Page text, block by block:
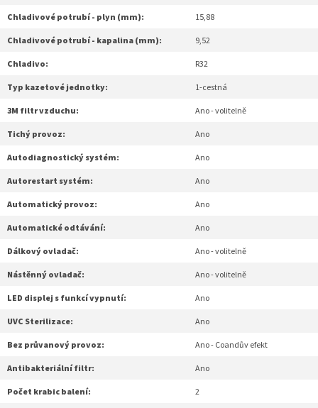
Chladivové potrubí - plyn (mm): 15,88
Chladivové potrubí - kapalina (mm): 9,52
Chladivo: R32
Typ kazetové jednotky: 1-cestná
3M filtr vzduchu: Ano - volitelně
Tichý provoz: Ano
Autodiagnostický systém: Ano
Autorestart systém: Ano
Automatický provoz: Ano
Automatické odtávání: Ano
Dálkový ovladač: Ano - volitelně
Nástěnný ovladač: Ano - volitelně
LED displej s funkcí vypnutí: Ano
UVC Sterilizace: Ano
Bez průvanový provoz: Ano - Coandův efekt
Antibakteriální filtr: Ano
Počet krabic balení: 2